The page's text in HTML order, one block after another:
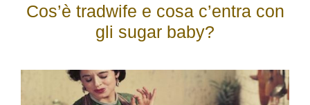
Cos’è tradwife e cosa c’entra con
gli sugar baby?